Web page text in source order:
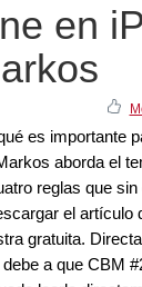
en
es importante
aborda el
reglas que
el artículo
gratuita.
a que CBM